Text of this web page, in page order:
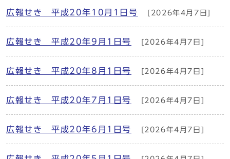
広報せき 平成20年10月1日号 [2026年4月7日]
広報せき 平成20年9月1日号 [2026年4月7日]
広報せき 平成20年8月1日号 [2026年4月7日]
広報せき 平成20年7月1日号 [2026年4月7日]
広報せき 平成20年6月1日号 [2026年4月7日]